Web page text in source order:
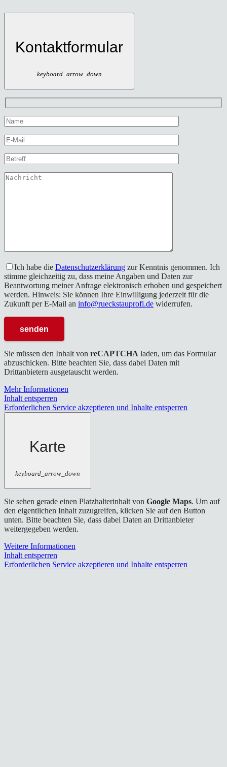
Kontaktformular
keyboard_arrow_down
Ich habe die Datenschutzerklärung zur Kenntnis genommen. Ich
stimme gleichzeitig zu, dass meine Angaben und Daten zur
Beantwortung meiner Anfrage elektronisch erhoben und gespeichert
werden. Hinweis: Sie können Ihre Einwilligung jederzeit für die
Zukunft per E-Mail an info@rueckstauprofi.de widerrufen.
Sie müssen den Inhalt von reCAPTCHA laden, um das Formular
abzuschicken. Bitte beachten Sie, dass dabei Daten mit
Drittanbietern ausgetauscht werden.
Mehr Informationen
Inhalt entsperren
Erforderlichen Service akzeptieren und Inhalte entsperren
Karte
keyboard_arrow_down
Sie sehen gerade einen Platzhalterinhalt von Google Maps. Um auf
den eigentlichen Inhalt zuzugreifen, klicken Sie auf den Button
unten. Bitte beachten Sie, dass dabei Daten an Drittanbieter
weitergegeben werden.
Weitere Informationen
Inhalt entsperren
Erforderlichen Service akzeptieren und Inhalte entsperren